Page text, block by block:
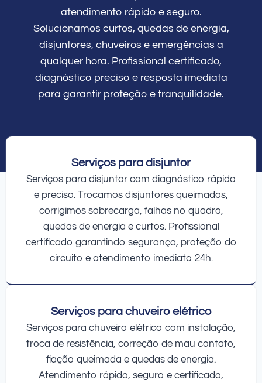
atendimento rápido e seguro.
Solucionamos curtos, quedas de energia,
disjuntores, chuveiros e emergências a
qualquer hora. Profissional certificado,
diagnóstico preciso e resposta imediata
para garantir proteção e tranquilidade.
Serviços para disjuntor
Serviços para disjuntor com diagnóstico rápido
e preciso. Trocamos disjuntores queimados,
corrigimos sobrecarga, falhas no quadro,
quedas de energia e curtos. Profissional
certificado garantindo segurança, proteção do
circuito e atendimento imediato 24h.
Serviços para chuveiro elétrico
Serviços para chuveiro elétrico com instalação,
troca de resistência, correção de mau contato,
fiação queimada e quedas de energia.
Atendimento rápido, seguro e certificado,